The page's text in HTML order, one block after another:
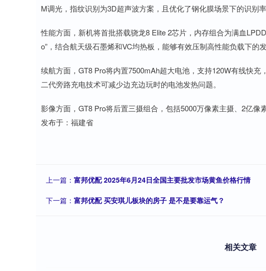
M调光，指纹识别为3D超声波方案，且优化了钢化膜场景下的识别率
性能方面，新机将首批搭载骁龙8 Elite 2芯片，内存组合为满血
o”，结合航天级石墨烯和VC均热板，能够有效压制高性能负载下的发
续航方面，GT8 Pro将内置7500mAh超大电池，支持120W有线快
二代旁路充电技术可减少边充边玩时的电池发热问题。
影像方面，GT8 Pro将后置三摄组合，包括5000万像素主摄、2亿像
发布于：福建省
上一篇： 富邦优配 2025年6月24日全国主要批发市场黄鱼价格行情
下一篇： 富邦优配 买安琪儿板块的房子 是不是要靠运气？
相关文章